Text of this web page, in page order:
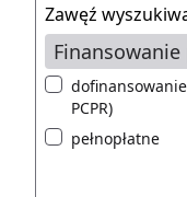
Zawęź
dofinansowanie
PCPR)
pełnopłatne